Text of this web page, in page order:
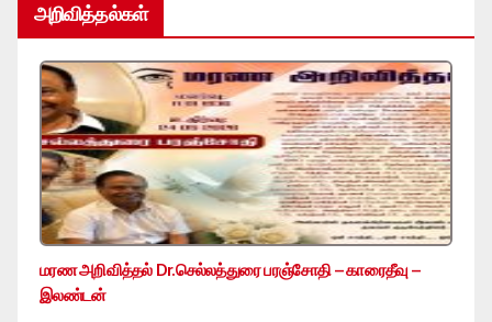
அறிவித்தல்கள்
மரண அறிவித்தல் Dr.செல்லத்துரை பரஞ்சோதி – காரைதீவு –
இலண்டன்